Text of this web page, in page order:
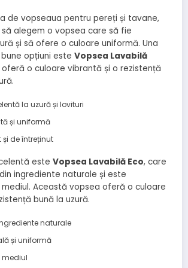
de vopseaua pentru pereți și tavane,
alegem o vopsea care să fie
și să ofere o culoare uniformă. Una
opțiuni este Vopsea Lavabilă
oferă o culoare vibrantă și o rezistență
la uzură și lovituri
și uniformă
de întreținut
este Vopsea Lavabilă Eco, care
ingrediente naturale și este
Această vopsea oferă o culoare
bună la uzură.
naturale
și uniformă
mediul